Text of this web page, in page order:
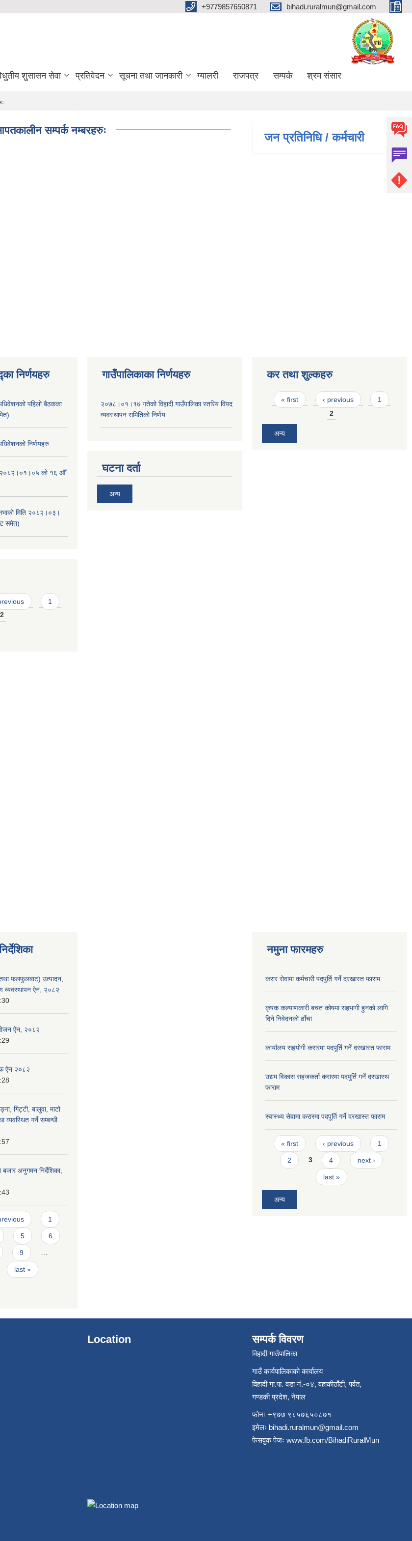
+9779857650871 bihadi.ruralmun@gmail.com
शुसासन सेवा प्रतिवेदन सूचना तथा जानकारी ग्यालरी राजपत्र सम्पर्क श्रम संसार
सम्पर्क नम्बरहरुः
जन प्रतिनिधि / कर्मचारी
निर्णयहरु
पहिलो बैठकका
निर्णयहरु
२०८२।०१।०५ को १६ औँ
सभाको मिति २०८२।०३।
समेत)
1
2
गाउँपालिकाका निर्णयहरु
२०७८।०१।१७ गतेको विहादी गाउँपालिका स्तरिय विपद
व्यवस्थापन समितिको निर्णय
घटना दर्ता
अन्य
कर तथा शुल्कहरु
Pages
« first ‹ previous
1
2
अन्य
तथा फलफुलबाट) उत्पादन,
व्यवस्थापन ऐन, २०८२
ऐन, २०८२
ऐन २०८२
गिट्टी, बालुवा, माटो
गर्ने सम्बन्धी
बजार अनुगमन निर्देशिका,
1
5 6
9 …
last »
नमुना फारमहरु
करार सेवामा कर्मचारी पदपुर्ति गर्ने दरखास्त फाराम
कृषक कल्याणकारी बचत कोषमा सहभागी हुनको लागि
दिने निवेदनको ढाँचा
कार्यालय सहयोगी करारमा पदपूर्ति गर्ने दरखास्त फाराम
उद्यम विकास सहजकर्ता करारमा पदपुर्ति गर्ने दरखास्थ
फाराम
स्वास्थ्य सेवामा करारमा पदपूर्ति गर्ने दरखास्त फाराम
Pages
« first ‹ previous 1
2 3 4 next ›
last »
अन्य
Location सम्पर्क विवरण
विहादी गाउँपालिका
गाउँ कार्यपालिकाको कार्यालय
विहादी गा.पा. वडा नं.-०४, वहाकीठाँटी, पर्वत,
गण्डकी प्रदेश, नेपाल
फोनः +९७७ ९८५७६५०८७१
इमेलः bihadi.ruralmun@gmail.com
फेसवुक पेजः www.fb.com/BihadiRuralMun